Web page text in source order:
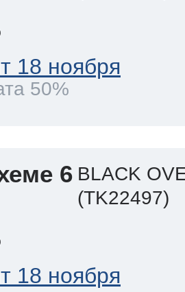
18 ноября
50%
6 BLACK
(TK22497)
18 ноября